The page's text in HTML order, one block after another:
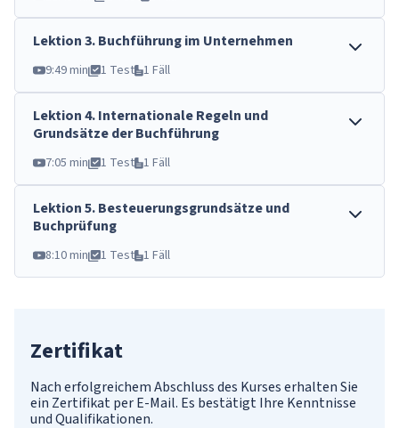
Lektion3.Buchführung im Unternehmen
9:49 min 1 Test 1 Fäll
Lektion4.Internationale Regeln und
Grundsätze der Buchführung
7:05 min 1 Test 1 Fäll
Lektion5.Besteuerungsgrundsätze und
Buchprüfung
8:10 min 1 Test 1 Fäll
Zertifikat
Nach erfolgreichem Abschluss des Kurses erhalten Sie
ein Zertifikat per E-Mail. Es bestätigt Ihre Kenntnisse
und Qualifikationen.